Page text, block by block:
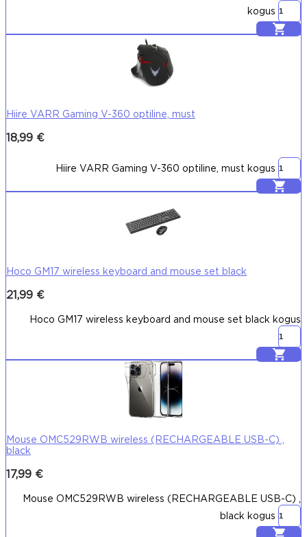
kogus
Lisa korvi
Hiire VARR Gaming V-360 optiline, must
18,99 €
Hiire VARR Gaming V-360 optiline, must kogus
Lisa korvi
Hoco GM17 wireless keyboard and mouse set black
21,99 €
Hoco GM17 wireless keyboard and mouse set black kogus
Lisa korvi
Mouse OMC529RWB wireless (RECHARGEABLE USB-C) ,
black
17,99 €
Mouse OMC529RWB wireless (RECHARGEABLE USB-C) ,
black kogus
Lisa korvi